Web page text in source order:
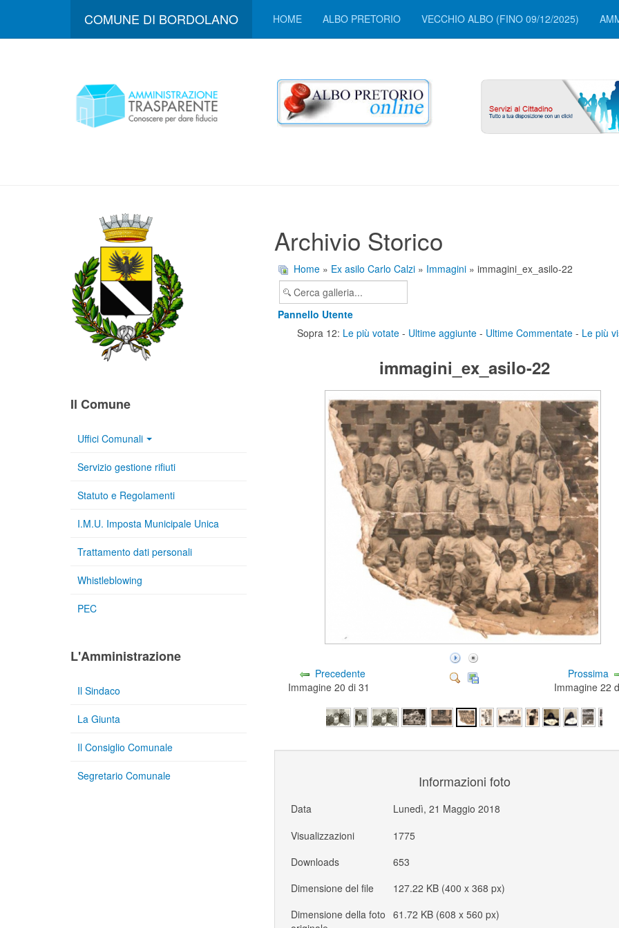
COMUNE DI BORDOLANO HOME ALBO PRETORIO VECCHIO ALBO (FINO 09/12/2025)
Archivio Storico
Home » Ex asilo Carlo Calzi » Immagini » immagini_ex_asilo-22
Pannello Utente
Sopra 12: Le più votate - Ultime aggiunte - Ultime Commentate - Le più
immagini_ex_asilo-22
Precedente
Immagine 20 di 31
Prossima
Immagine 22
Informazioni foto
Data
Lunedì, 21 Maggio 2018
Visualizzazioni
1775
Downloads
653
Dimensione del file
127.22 KB (400 x 368 px)
Dimensione della foto
61.72 KB (608 x 560 px)
Il Comune
Uffici Comunali
Servizio gestione rifiuti
Statuto e Regolamenti
I.M.U. Imposta Municipale Unica
Trattamento dati personali
Whistleblowing
PEC
L'Amministrazione
Il Sindaco
La Giunta
Il Consiglio Comunale
Segretario Comunale